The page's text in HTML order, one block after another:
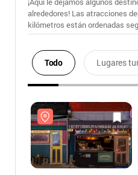
alrededores! Las atracciones
kilómetros están ordenadas
Todo Lugares